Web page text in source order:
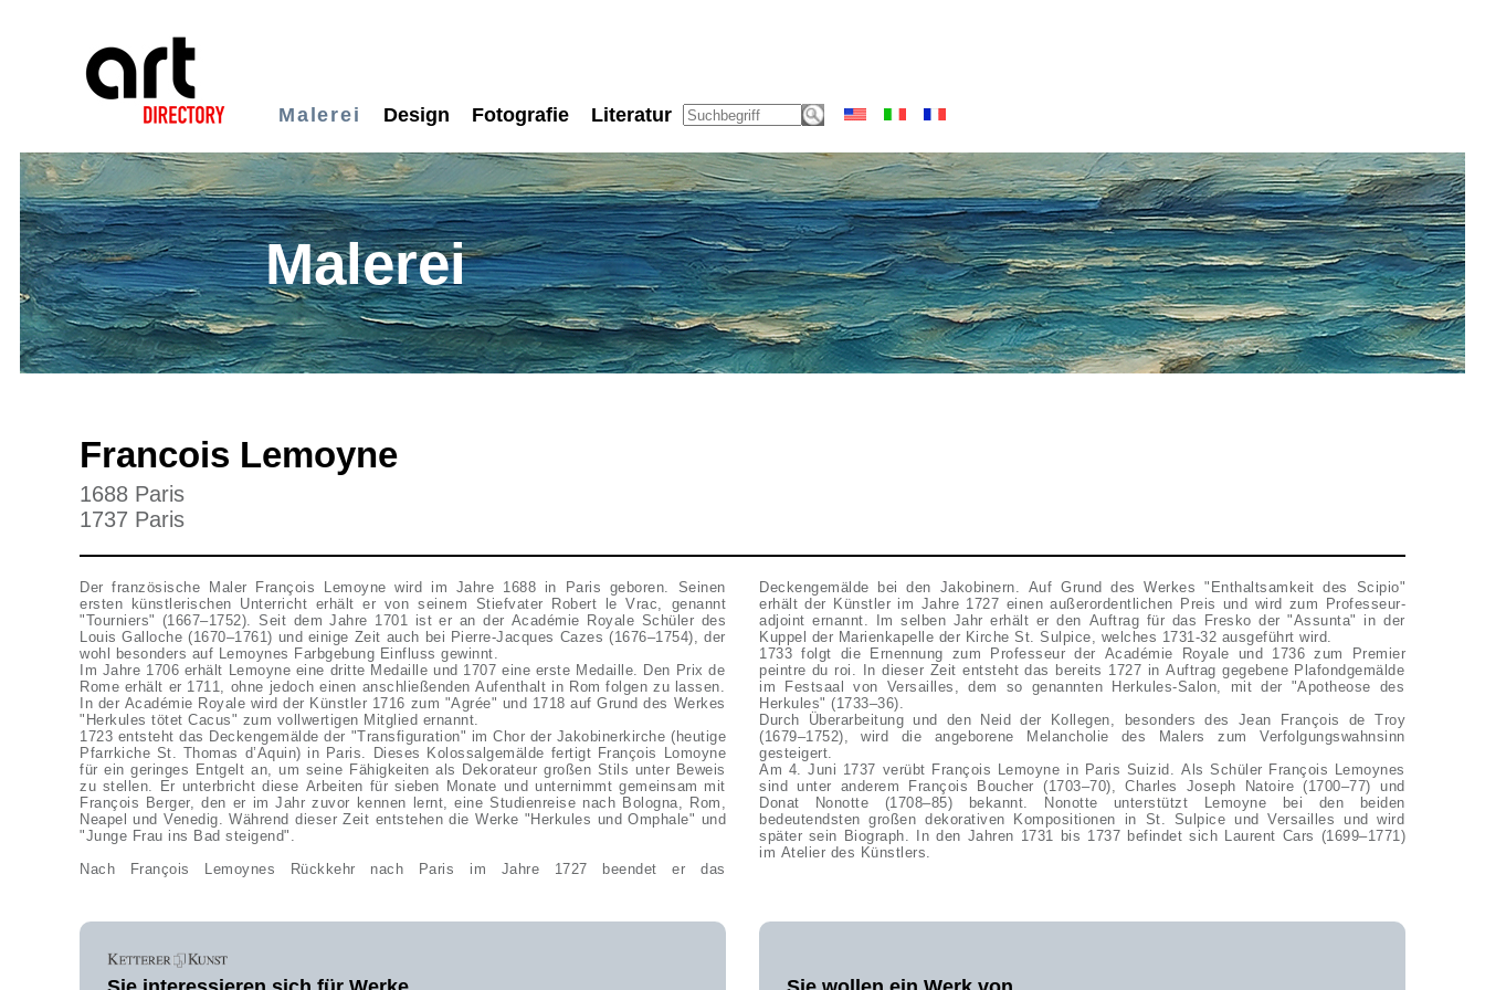
Malerei Design Fotografie Literatur
Malerei
Francois Lemoyne
1688 Paris
1737 Paris
Der französische Maler François Lemoyne wird im Jahre 1688 in Paris geboren. Seinen
ersten künstlerischen Unterricht erhält er von seinem Stiefvater Robert le Vrac, genannt
"Tourniers" (1667–1752). Seit dem Jahre 1701 ist er an der Académie Royale Schüler des
Louis Galloche (1670–1761) und einige Zeit auch bei Pierre-Jacques Cazes (1676–1754), der
wohl besonders auf Lemoynes Farbgebung Einfluss gewinnt.
Im Jahre 1706 erhält Lemoyne eine dritte Medaille und 1707 eine erste Medaille. Den Prix de
Rome erhält er 1711, ohne jedoch einen anschließenden Aufenthalt in Rom folgen zu lassen.
In der Académie Royale wird der Künstler 1716 zum "Agrée" und 1718 auf Grund des Werkes
"Herkules tötet Cacus" zum vollwertigen Mitglied ernannt.
1723 entsteht das Deckengemälde der "Transfiguration" im Chor der Jakobinerkirche (heutige
Pfarrkiche St. Thomas d’Aquin) in Paris. Dieses Kolossalgemälde fertigt François Lomoyne
für ein geringes Entgelt an, um seine Fähigkeiten als Dekorateur großen Stils unter Beweis
zu stellen. Er unterbricht diese Arbeiten für sieben Monate und unternimmt gemeinsam mit
François Berger, den er im Jahr zuvor kennen lernt, eine Studienreise nach Bologna, Rom,
Neapel und Venedig. Während dieser Zeit entstehen die Werke "Herkules und Omphale" und
"Junge Frau ins Bad steigend".
Nach François Lemoynes Rückkehr nach Paris im Jahre 1727 beendet er das
Deckengemälde bei den Jakobinern. Auf Grund des Werkes "Enthaltsamkeit des Scipio"
erhält der Künstler im Jahre 1727 einen außerordentlichen Preis und wird zum Professeur-
adjoint ernannt. Im selben Jahr erhält er den Auftrag für das Fresko der "Assunta" in der
Kuppel der Marienkapelle der Kirche St. Sulpice, welches 1731-32 ausgeführt wird.
1733 folgt die Ernennung zum Professeur der Académie Royale und 1736 zum Premier
peintre du roi. In dieser Zeit entsteht das bereits 1727 in Auftrag gegebene Plafondgemälde
im Festsaal von Versailles, dem so genannten Herkules-Salon, mit der "Apotheose des
Herkules" (1733–36).
Durch Überarbeitung und den Neid der Kollegen, besonders des Jean François de Troy
(1679–1752), wird die angeborene Melancholie des Malers zum Verfolgungswahnsinn
gesteigert.
Am 4. Juni 1737 verübt François Lemoyne in Paris Suizid. Als Schüler François Lemoynes
sind unter anderem François Boucher (1703–70), Charles Joseph Natoire (1700–77) und
Donat Nonotte (1708–85) bekannt. Nonotte unterstützt Lemoyne bei den beiden
bedeutendsten großen dekorativen Kompositionen in St. Sulpice und Versailles und wird
später sein Biograph. In den Jahren 1731 bis 1737 befindet sich Laurent Cars (1699–1771)
im Atelier des Künstlers.